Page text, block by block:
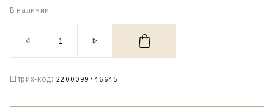
В наличии
Штрих-код: 2200099746645